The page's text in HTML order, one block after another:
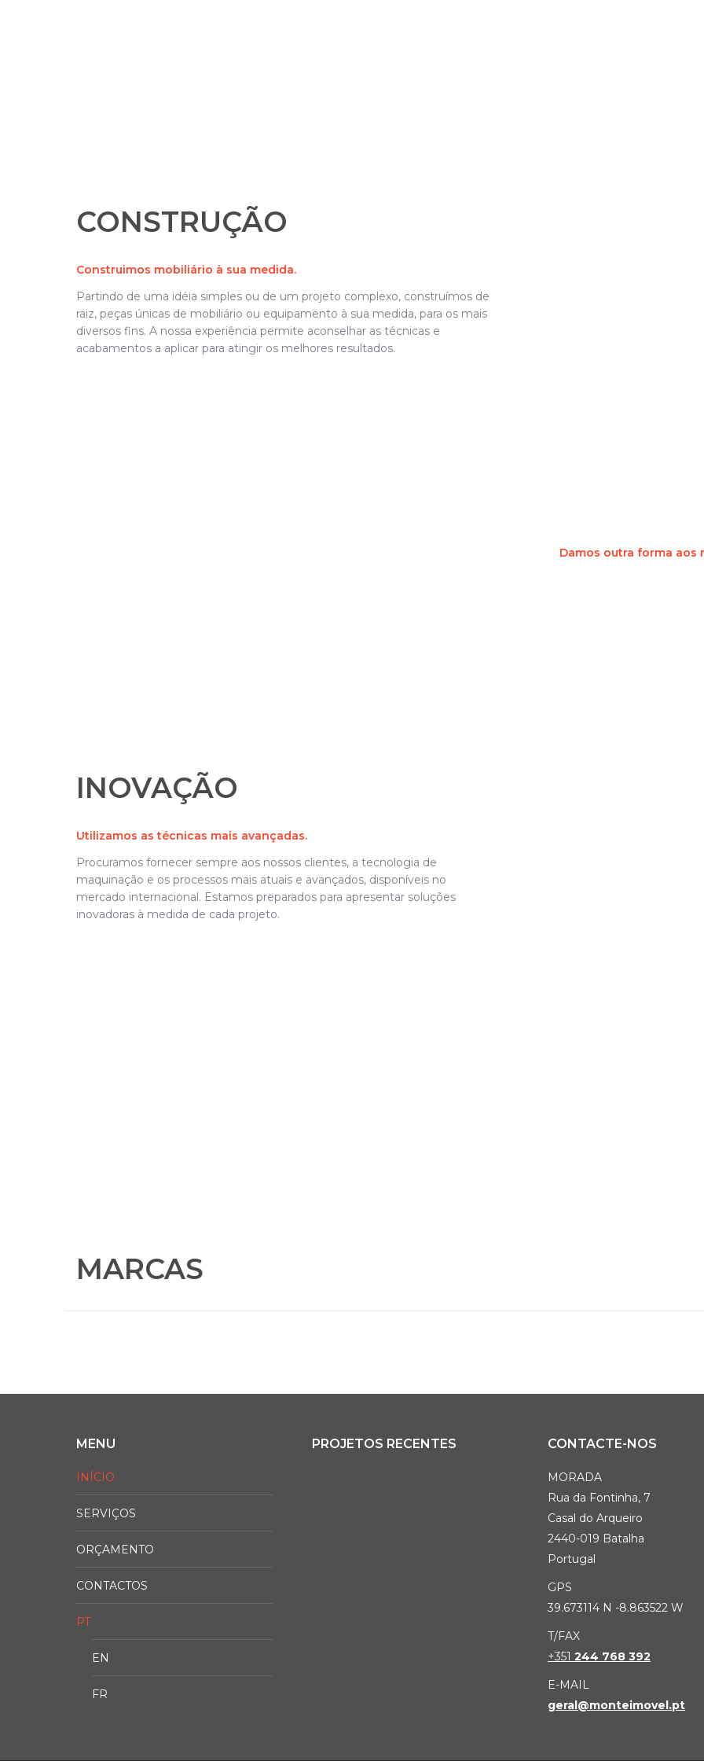
CONSTRUÇÃO
Construimos mobiliário à sua medida.
Partindo de uma idéia simples ou de um projeto complexo, construímos de
raiz, peças únicas de mobiliário ou equipamento à sua medida, para os mais
diversos fins. A nossa experiência permite aconselhar as técnicas e
acabamentos a aplicar para atingir os melhores resultados.
Damos outra forma aos
INOVAÇÃO
Utilizamos as técnicas mais avançadas.
Procuramos fornecer sempre aos nossos clientes, a tecnologia de
maquinação e os processos mais atuais e avançados, disponíveis no
mercado internacional. Estamos preparados para apresentar soluções
inovadoras à medida de cada projeto.
MARCAS
MENU
INÍCIO
SERVIÇOS
ORÇAMENTO
CONTACTOS
PT
EN
FR
PROJETOS RECENTES CONTACTE-NOS
MORADA
Rua da Fontinha, 7
Casal do Arqueiro
2440-019 Batalha
Portugal
GPS
39.673114 N -8.863522 W
T/FAX
+351 244 768 392
E-MAIL
geral@monteimovel.pt